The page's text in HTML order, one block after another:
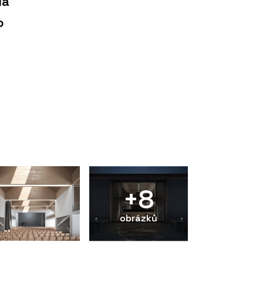
+8
obrázků